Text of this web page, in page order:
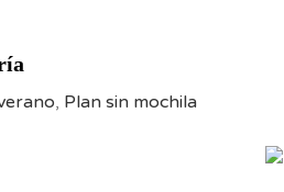
, Plan sin mochila